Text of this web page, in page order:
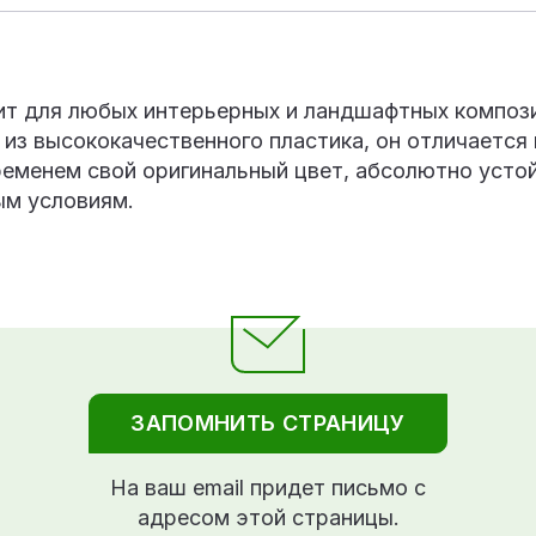
для любых интерьерных и ландшафтных
высококачественного пластика, он
свой оригинальный цвет, абсолютно
условиям.
ЗАПОМНИТЬ СТРАНИЦУ
На ваш email придет письмо с
адресом этой страницы.